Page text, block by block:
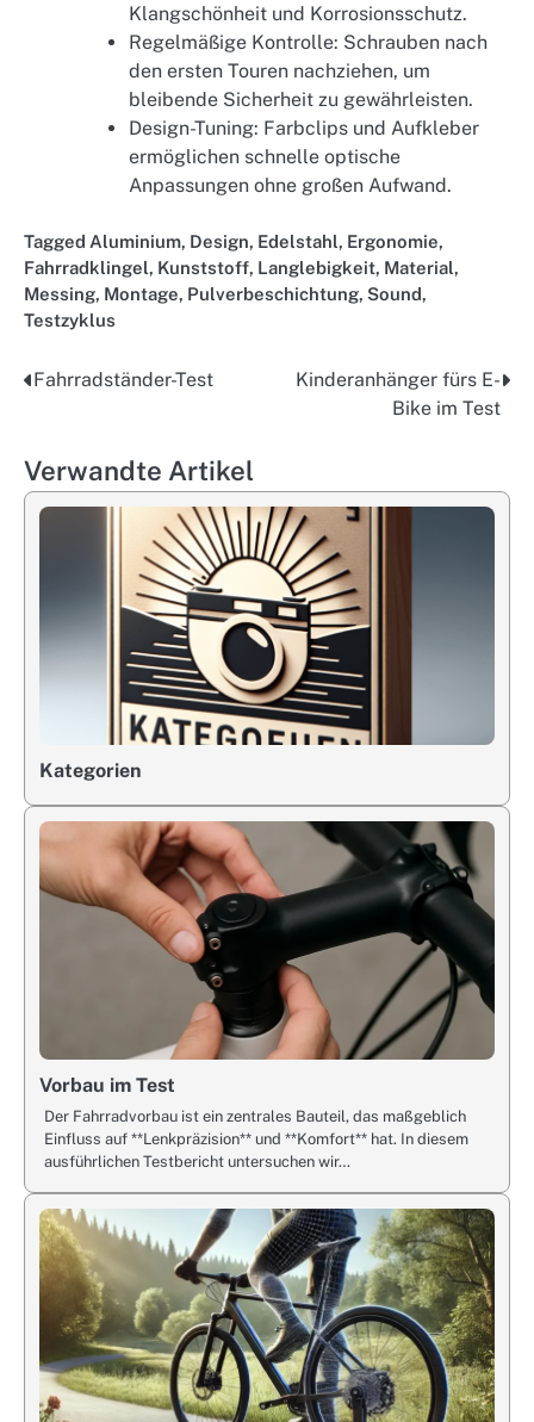
Klangschönheit und Korrosionsschutz.
Regelmäßige Kontrolle: Schrauben nach
den ersten Touren nachziehen, um
bleibende Sicherheit zu gewährleisten.
Design-Tuning: Farbclips und Aufkleber
ermöglichen schnelle optische
Anpassungen ohne großen Aufwand.
Tagged Aluminium, Design, Edelstahl, Ergonomie,
Fahrradklingel, Kunststoff, Langlebigkeit, Material,
Messing, Montage, Pulverbeschichtung, Sound,
Testzyklus
Post
Fahrradständer-Test
Kinderanhänger fürs E-
Bike im Test
Verwandte Artikel
Kategorien
Vorbau im Test
Der Fahrradvorbau ist ein zentrales Bauteil, das maßgeblich
Einfluss auf **Lenkpräzision** und **Komfort** hat. In diesem
ausführlichen Testbericht untersuchen wir…